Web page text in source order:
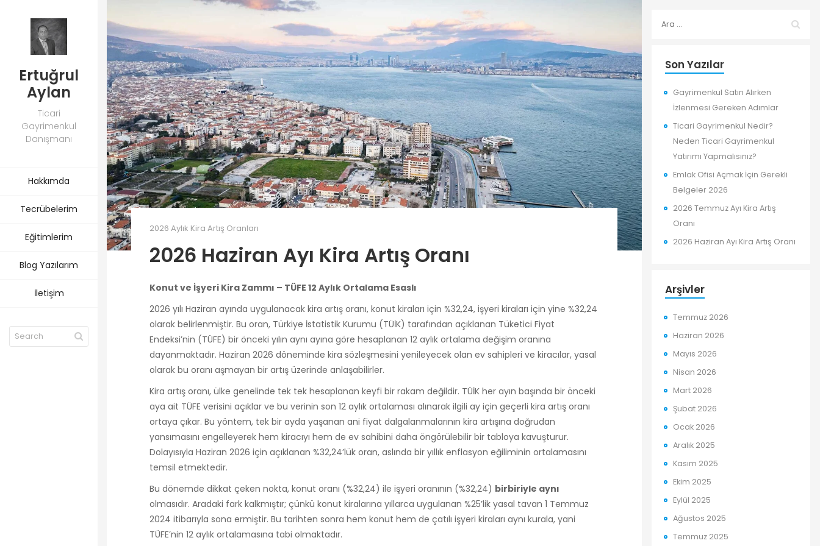
Ertuğrul
Aylan
Ticari
Gayrimenkul
Danışmanı
Hakkımda
Tecrübelerim
Eğitimlerim
Blog Yazılarım
İletişim
2026 Aylık Kira Artış Oranları
2026 Haziran Ayı Kira Artış Oranı
Konut ve İşyeri Kira Zammı – TÜFE 12 Aylık Ortalama Esaslı
2026 yılı Haziran ayında uygulanacak kira artış oranı, konut kiraları için %32,24, işyeri kiraları için yine %32,24
olarak belirlenmiştir. Bu oran, Türkiye İstatistik Kurumu (TÜİK) tarafından açıklanan Tüketici Fiyat
Endeksi’nin (TÜFE) bir önceki yılın aynı ayına göre hesaplanan 12 aylık ortalama değişim oranına
dayanmaktadır. Haziran 2026 döneminde kira sözleşmesini yenileyecek olan ev sahipleri ve kiracılar, yasal
olarak bu oranı aşmayan bir artış üzerinde anlaşabilirler.
Kira artış oranı, ülke genelinde tek tek hesaplanan keyfi bir rakam değildir. TÜİK her ayın başında bir önceki
aya ait TÜFE verisini açıklar ve bu verinin son 12 aylık ortalaması alınarak ilgili ay için geçerli kira artış oranı
ortaya çıkar. Bu yöntem, tek bir ayda yaşanan ani fiyat dalgalanmalarının kira artışına doğrudan
yansımasını engelleyerek hem kiracıyı hem de ev sahibini daha öngörülebilir bir tabloya kavuşturur.
Dolayısıyla Haziran 2026 için açıklanan %32,24’lük oran, aslında bir yıllık enflasyon eğiliminin ortalamasını
temsil etmektedir.
Bu dönemde dikkat çeken nokta, konut oranı (%32,24) ile işyeri oranının (%32,24) birbiriyle aynı
olmasıdır. Aradaki fark kalkmıştır; çünkü konut kiralarına yıllarca uygulanan %25’lik yasal tavan 1 Temmuz
2024 itibarıyla sona ermiştir. Bu tarihten sonra hem konut hem de çatılı işyeri kiraları aynı kurala, yani
TÜFE’nin 12 aylık ortalamasına tabi olmaktadır.
Son Yazılar
Gayrimenkul Satın Alırken
İzlenmesi Gereken Adımlar
Ticari Gayrimenkul Nedir?
Neden Ticari Gayrimenkul
Yatırımı Yapmalısınız?
Emlak Ofisi Açmak İçin Gerekli
Belgeler 2026
2026 Temmuz Ayı Kira Artış
Oranı
2026 Haziran Ayı Kira Artış Oranı
Arşivler
Temmuz 2026
Haziran 2026
Mayıs 2026
Nisan 2026
Mart 2026
Şubat 2026
Ocak 2026
Aralık 2025
Kasım 2025
Ekim 2025
Eylül 2025
Ağustos 2025
Temmuz 2025